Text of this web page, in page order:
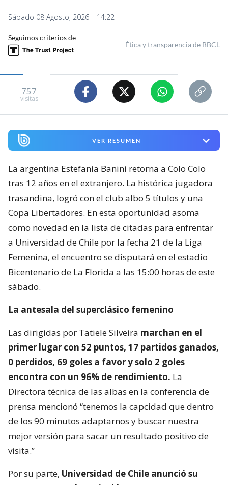
Sábado 08 Agosto, 2026 | 14:22
Seguimos criterios de
Ética y transparencia de BBCL
757
visitas
VER RESUMEN
La argentina Estefanía Banini retorna a Colo Colo
tras 12 años en el extranjero. La histórica jugadora
trasandina, logró con el club albo 5 títulos y una
Copa Libertadores. En esta oportunidad asoma
como novedad en la lista de citadas para enfrentar
a Universidad de Chile por la fecha 21 de la Liga
Femenina, el encuentro se disputará en el estadio
Bicentenario de La Florida a las 15:00 horas de este
sábado.
La antesala del superclásico femenino
Las dirigidas por Tatiele Silveira marchan en el
primer lugar con 52 puntos, 17 partidos ganados,
0 perdidos, 69 goles a favor y solo 2 goles
encontra con un 96% de rendimiento. La
Directora técnica de las albas en la conferencia de
prensa mencionó “tenemos la capcidad que dentro
de los 90 minutos adaptarnos y buscar nuestra
mejor versión para sacar un resultado positivo de
visita.”
Por su parte, Universidad de Chile anunció su